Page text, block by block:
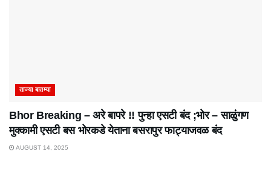
ताज्या बातम्या
Bhor Breaking – अरे बापरे‌ !! पुन्हा एसटी बंद ;भोर – साळुंगण
मुक्कामी एसटी बस भोरकडे येताना बसरापुर फाट्याजवळ बंद
AUGUST 14, 2025